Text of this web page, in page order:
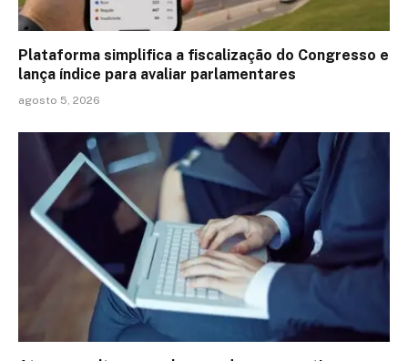
Plataforma simplifica a fiscalização do Congresso e
lança índice para avaliar parlamentares
agosto 5, 2026